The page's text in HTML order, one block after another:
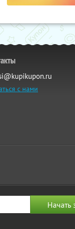
с нами